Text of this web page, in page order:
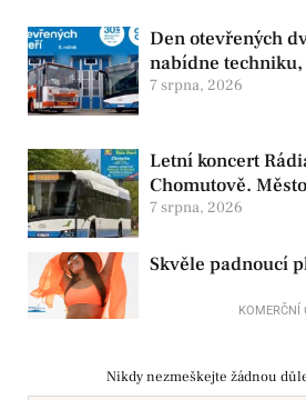
Den otevřených
nabídne
historickými vozy
7 srpna, 2026
Letní koncert
Chomutově.
MHD
7 srpna, 2026
Skvěle padnoucí
KOMERČNÍ
Nikdy nezmeškejte žádnou